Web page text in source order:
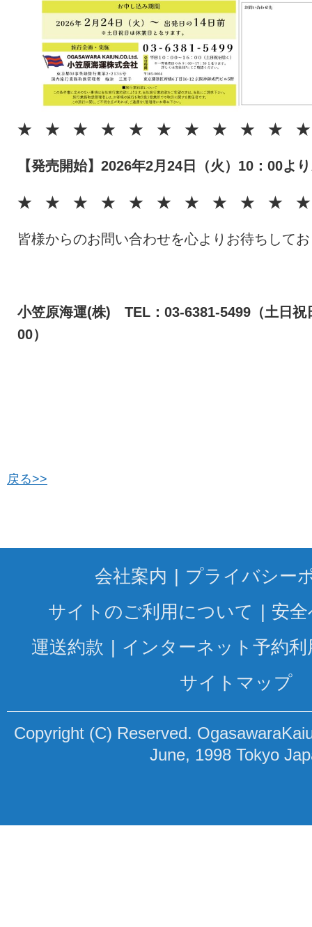
★ ★ ★ ★ ★ ★ ★ ★ ★ ★ ★
【発売開始】2026年2月24日（火）10：00よ
★ ★ ★ ★ ★ ★ ★ ★ ★ ★ ★
皆様からのお問い合わせを心よりお待ちして
小笠原海運(株) TEL：03-6381-5499（土日祝
00）
戻る>>
会社案内
プライバシー
サイトのご利用について
安
運送約款
インターネット予約利
サイトマップ
Copyright (C) Reserved.
June, 1998 Tokyo